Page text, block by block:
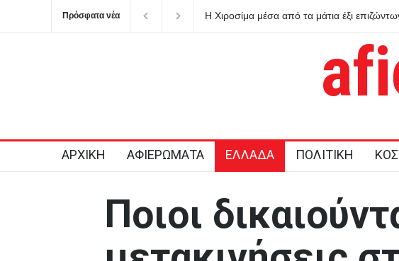
Πρόσφατα νέα
τα μάτια έξι επιζώντων της πρώτης
Κατρίνης: Προβληματική η
ΑΡΧΙΚΗ ΑΦΙΕΡΩΜΑΤΑ ΕΛΛΑΔΑ ΠΟΛΙΤΙΚΗ
Ποιοι